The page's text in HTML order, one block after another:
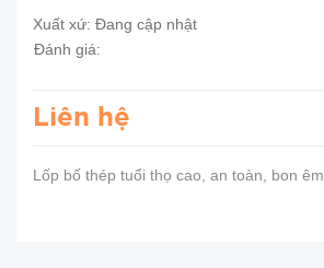
Xuất xứ: Đang cập nhật
Đánh giá:
Liên hệ
Lốp bố thép tuổi thọ cao, an toàn, bon êm.